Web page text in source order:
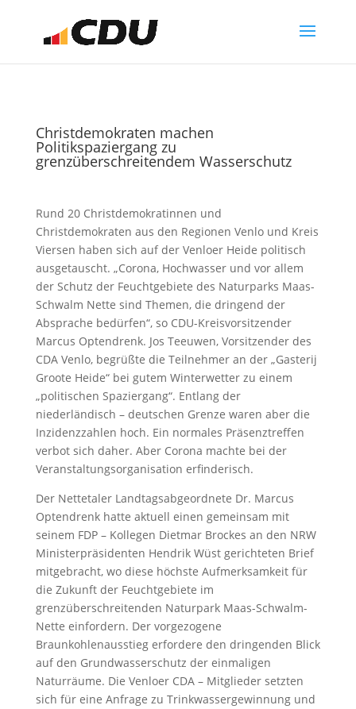
Christdemokraten machen
Politikspaziergang zu
grenzüberschreitendem Wasserschutz
Rund 20 Christdemokratinnen und
Christdemokraten aus den Regionen Venlo und Kreis
Viersen haben sich auf der Venloer Heide politisch
ausgetauscht. „Corona, Hochwasser und vor allem
der Schutz der Feuchtgebiete des Naturparks Maas-
Schwalm Nette sind Themen, die dringend der
Absprache bedürfen“, so CDU-Kreisvorsitzender
Marcus Optendrenk. Jos Teeuwen, Vorsitzender des
CDA Venlo, begrüßte die Teilnehmer an der „Gasterij
Groote Heide“ bei gutem Winterwetter zu einem
„politischen Spaziergang“. Entlang der
niederländisch – deutschen Grenze waren aber die
Inzidenzzahlen hoch. Ein normales Präsenztreffen
verbot sich daher. Aber Corona machte bei der
Veranstaltungsorganisation erfinderisch.
Der Nettetaler Landtagsabgeordnete Dr. Marcus
Optendrenk hatte aktuell einen gemeinsam mit
seinem FDP – Kollegen Dietmar Brockes an den NRW
Ministerpräsidenten Hendrik Wüst gerichteten Brief
mitgebracht, wo diese höchste Aufmerksamkeit für
die Zukunft der Feuchtgebiete im
grenzüberschreitenden Naturpark Maas-Schwalm-
Nette einfordern. Der vorgezogene
Braunkohlenausstieg erfordere den dringenden Blick
auf den Grundwasserschutz der einmaligen
Naturräume. Die Venloer CDA – Mitglieder setzten
sich für eine Anfrage zu Trinkwassergewinnung und